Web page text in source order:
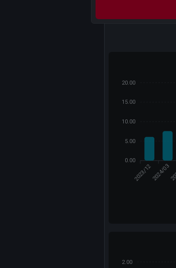
20.00
15.00
10.00
5.00
0.00
2023/122024/03
2.00